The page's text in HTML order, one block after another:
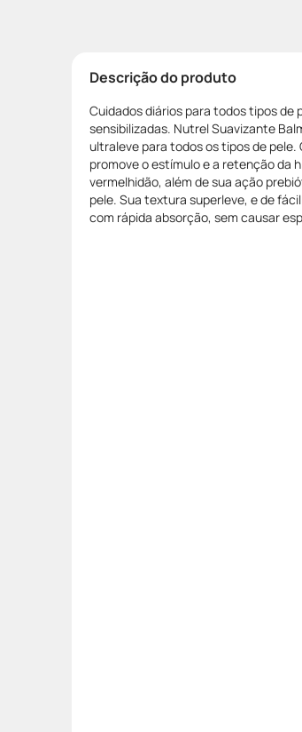
Descrição do produto
Cuidados diários para todos tipos de
sensibilizadas. Nutrel Suavizante
ultraleve para todos os tipos de pele.
promove o estímulo e a retenção da
vermelhidão, além de sua ação
pele. Sua textura superleve, e de
com rápida absorção, sem causar